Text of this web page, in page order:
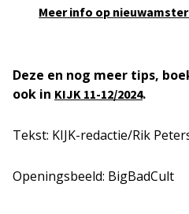
Meer info op
Deze en nog meer tips,
ook in KIJK 11-12/2024.
Tekst: KIJK-redactie/Rik
Openingsbeeld: BigBadCult